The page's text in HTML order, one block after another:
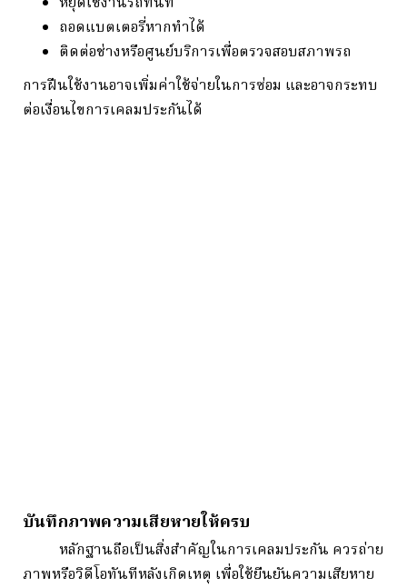
ถอดแบตเตอรี่หากทำได้
ติดต่อช่างหรือศูนย์บริการเพื่อตรวจสอบสภาพรถ
การฝืนใช้งานอาจเพิ่มค่าใช้จ่ายในการซ่อม และอาจกระทบ
ต่อเงื่อนไขการเคลมประกันได้
บันทึกภาพความเสียหายให้ครบ
หลักฐานถือเป็นสิ่งสำคัญในการเคลมประกัน ควรถ่าย
ภาพหรือวิดีโอทันทีหลังเกิดเหตุ เพื่อใช้ยืนยันความเสียหาย